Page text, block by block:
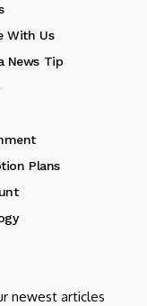
With Us
News Tip
Plans
newest articles